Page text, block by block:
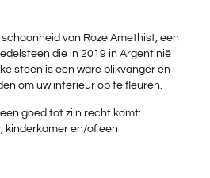
van Roze Amethist, een
die in 2019 in Argentinië
steen is een ware blikvanger en
om uw interieur op te fleuren.
goed tot zijn recht komt:
kinderkamer en/of een